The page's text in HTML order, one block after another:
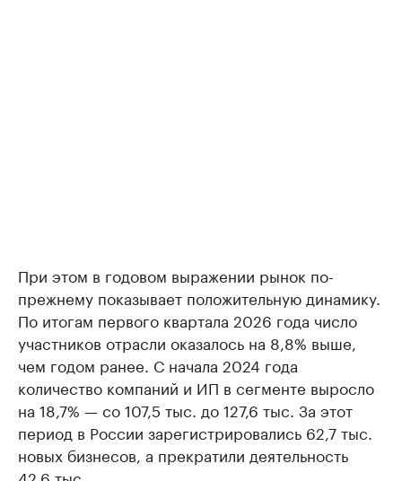
При этом в годовом выражении рынок по-
прежнему показывает положительную динамику.
По итогам первого квартала 2026 года число
участников отрасли оказалось на 8,8% выше,
чем годом ранее. С начала 2024 года
количество компаний и ИП в сегменте выросло
на 18,7% — со 107,5 тыс. до 127,6 тыс. За этот
период в России зарегистрировались 62,7 тыс.
новых бизнесов, а прекратили деятельность